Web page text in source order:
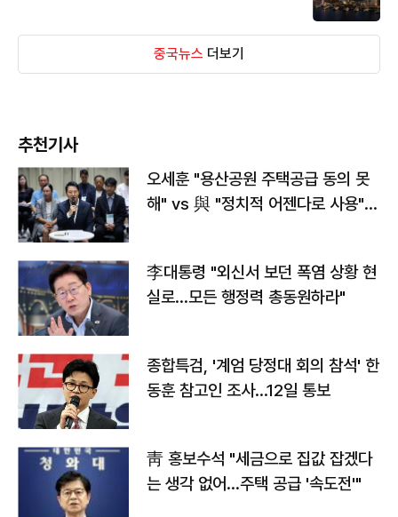
중국뉴스 더보기
추천기사
오세훈 "용산공원 주택공급 동의 못
해" vs 與 "정치적 어젠다로 사용"
李대통령 "외신서 보던 폭염 상황 현
실로…모든 행정력 총동원하라"
종합특검, '계엄 당정대 회의 참석' 한
동훈 참고인 조사...12일 통보
靑 홍보수석 "세금으로 집값 잡겠다
는 생각 없어…주택 공급 '속도전'"